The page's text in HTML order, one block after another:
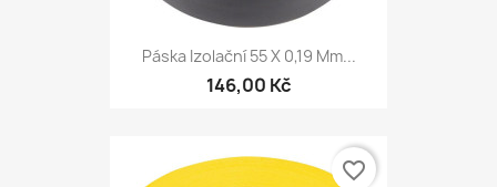
Páska Izolační 55 X 0,19 Mm...
146,00 Kč
favorite_border